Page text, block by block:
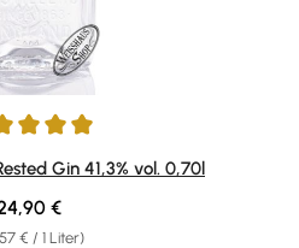
von 5 von 5 Sternen
Gin 41,3% vol. 0,70l
€ / 1 Liter)
Preis:
€